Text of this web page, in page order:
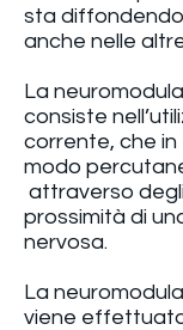
sta
anche nelle
La
consiste
corrente, che in
modo
attraverso
prossimità di
nervosa.
La
viene